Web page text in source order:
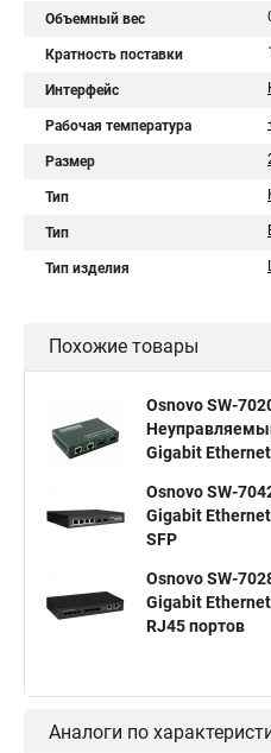
Объемный вес
Кратность поставки 1
Интерфейс
Рабочая температура
Размер
Тип
Тип
Тип изделия
Похожие товары
Osnovo SW-
Gigabit Ethernet
Osnovo SW-
Gigabit
SFP
Osnovo SW-
Gigabit Ethernet
RJ45 портов
Аналоги по